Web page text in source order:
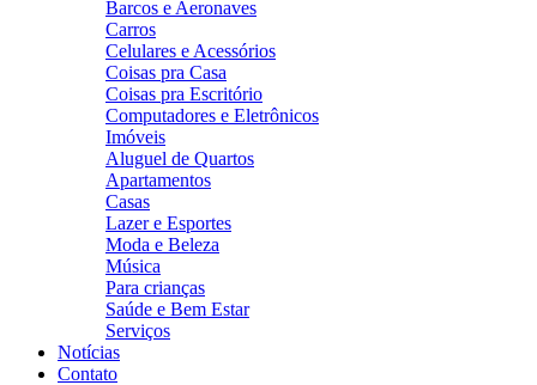
Barcos e Aeronaves
Carros
Celulares e Acessórios
Coisas pra Casa
Coisas pra Escritório
Computadores e Eletrônicos
Imóveis
Aluguel de Quartos
Apartamentos
Casas
Lazer e Esportes
Moda e Beleza
Música
Para crianças
Saúde e Bem Estar
Serviços
Notícias
Contato